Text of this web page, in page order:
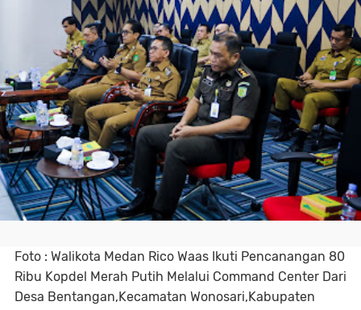
Foto : Walikota Medan Rico Waas Ikuti Pencanangan 80
Ribu Kopdel Merah Putih Melalui Command Center Dari
Desa Bentangan,Kecamatan Wonosari,Kabupaten